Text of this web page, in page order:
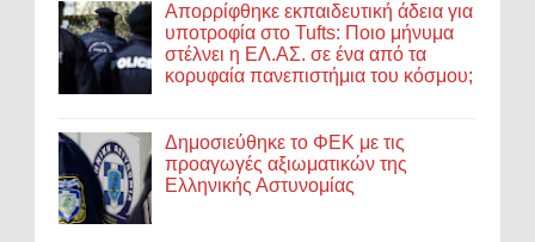
Απορρίφθηκε εκπαιδευτική άδεια για
υποτροφία στο Tufts: Ποιο μήνυμα
στέλνει η ΕΛ.ΑΣ. σε ένα από τα
κορυφαία πανεπιστήμια του κόσμου;
Δημοσιεύθηκε το ΦΕΚ με τις
προαγωγές αξιωματικών της
Ελληνικής Αστυνομίας